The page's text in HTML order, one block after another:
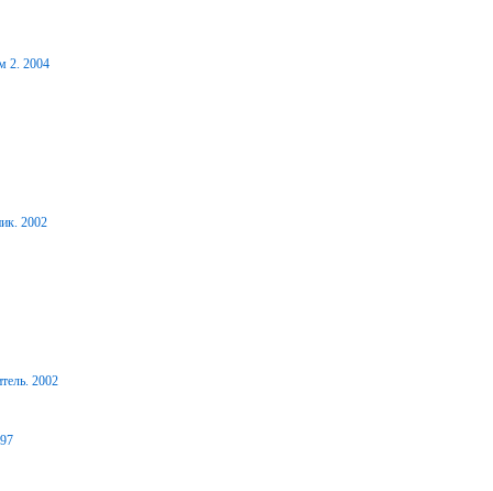
2. 2004
2002
2002